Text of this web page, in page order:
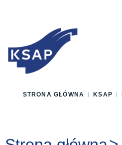
STRONA GŁÓWNA KSAP
Jesteś tutaj: